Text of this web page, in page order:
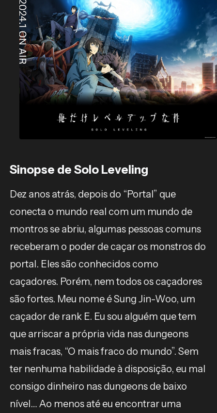
Sinopse de Solo Leveling
Dez anos atrás, depois do “Portal” que
conecta o mundo real com um mundo de
montros se abriu, algumas pessoas comuns
receberam o poder de caçar os monstros do
portal. Eles são conhecidos como
caçadores. Porém, nem todos os caçadores
são fortes. Meu nome é Sung Jin-Woo, um
caçador de rank E. Eu sou alguém que tem
que arriscar a própria vida nas dungeons
mais fracas, “O mais fraco do mundo”. Sem
ter nenhuma habilidade à disposição, eu mal
consigo dinheiro nas dungeons de baixo
nível… Ao menos até eu encontrar uma